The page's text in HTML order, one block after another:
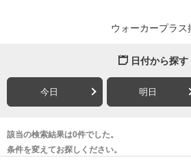
ウォーカープラ
日付から探す
今日 明日
該当の検索結果は0件でした。
条件を変えてお探しください。